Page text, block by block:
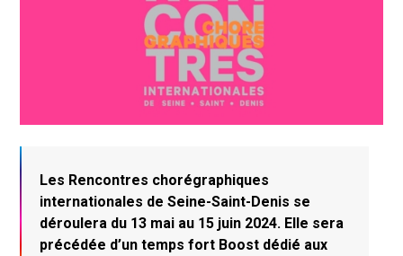
Les Rencontres chorégraphiques
internationales de Seine-Saint-Denis se
déroulera du 13 mai au 15 juin 2024. Elle sera
précédée d’un temps fort Boost dédié aux